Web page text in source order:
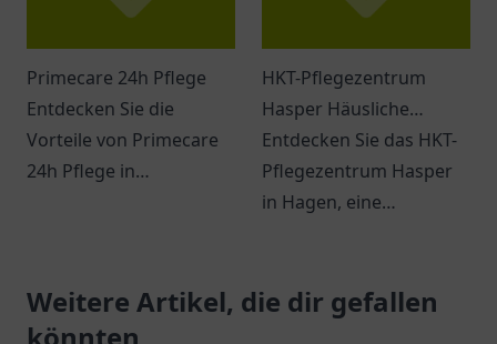
Primecare 24h Pflege
Entdecken Sie die
Vorteile von Primecare
24h Pflege in
Senioren in einem
unterstützenden
HKT-Pflegezentrum
Hasper Häusliche
Krankenpflege
Entdecken Sie das HKT-
Pflegezentrum Hasper
in Hagen, eine
professionelle häusliche
Krankenpflege.
Weitere Artikel, die dir gefallen